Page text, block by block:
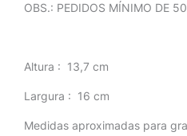
OBS.: PEDIDOS MÍNIMO DE
Altura : 13,7 cm
Largura : 16 cm
Medidas aproximadas para